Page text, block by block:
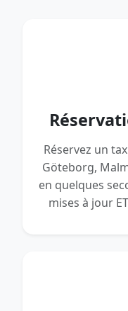
Réservez un
Göteborg,
en quelques
mises à jour